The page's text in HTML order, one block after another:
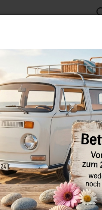
für Seat MII